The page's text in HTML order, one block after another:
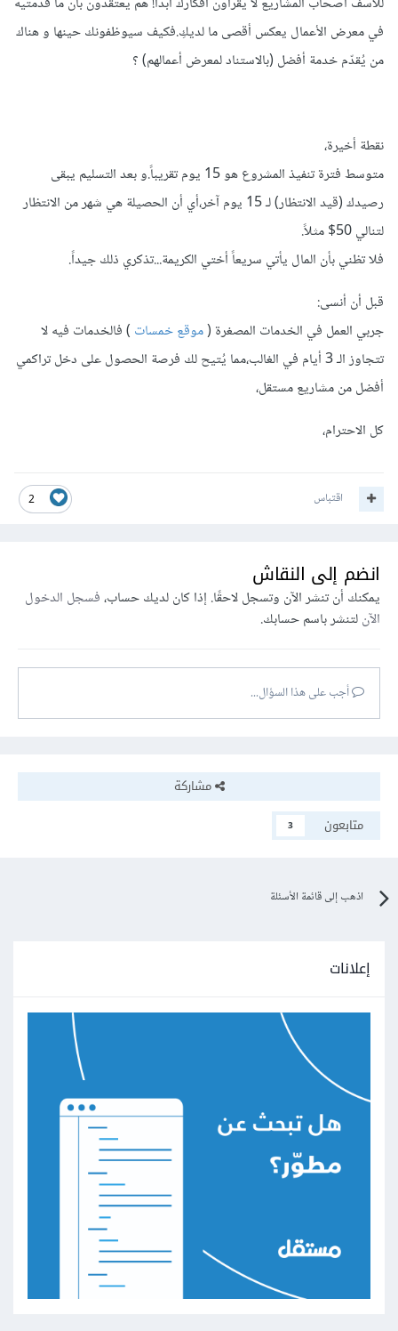
في معرض الأعمال يعكس أقصى ما لديكِ.فكيف سيوظفونك حينها و هناك
من يُقدّم خدمة أفضل (بالاستناد لمعرض أعمالهم) ؟
نقطة أخيرة،
متوسط فترة تنفيذ المشروع هو 15 يوم تقريباً.و بعد التسليم يبقى
رصيدك (قيد الانتظار) لـ 15 يوم آخر،أي أن الحصيلة هي شهر من الانتظار
لتنالي 50$ مثلاً.
فلا تظني بأن المال يأتي سريعاً أختي الكريمة...تذكري ذلك جيداً.
قبل أن أنسى:
جربي العمل في الخدمات المصغرة (موقع خمسات) فالخدمات فيه لا
تتجاوز الـ 3 أيام في الغالب،مما يُتيح لك فرصة الحصول على دخل تراكمي
أفضل من مشاريع مستقل،
كل الاحترام،
2 اقتباس
انضم إلى النقاش
يمكنك أن تنشر الآن وتسجل لاحقًا. إذا كان لديك حساب،فسجل الدخول
الآنلتنشر باسم حسابك.
أجب على هذا السؤال...
مشاركة
متابعون
3
اذهب إلى قائمة الأسئلة
إعلانات